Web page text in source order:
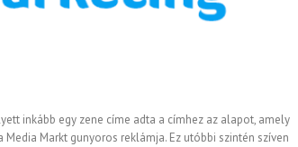
inkább egy zene címe adta a címhez az alapot, amely
Markt gunyoros reklámja. Ez utóbbi szintén szíven